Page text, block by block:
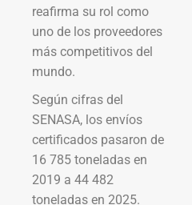
reafirma su rol como
uno de los proveedores
más competitivos del
mundo.
Según cifras del
SENASA, los envíos
certificados pasaron de
16 785 toneladas en
2019 a 44 482
toneladas en 2025.